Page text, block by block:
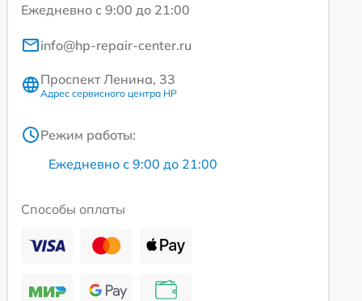
Ежедневно с 9:00 до 21:00
info@hp-repair-center.ru
Проспект Ленина, 33
Адрес сервисного центра HP
Режим работы:
Ежедневно с 9:00 до 21:00
Способы оплаты